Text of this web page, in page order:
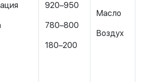
920–950
780–800
180–200
Масло
Воздух